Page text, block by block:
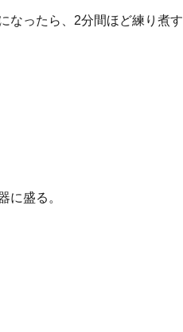
なったら、2分間ほど練り煮す
に盛る。